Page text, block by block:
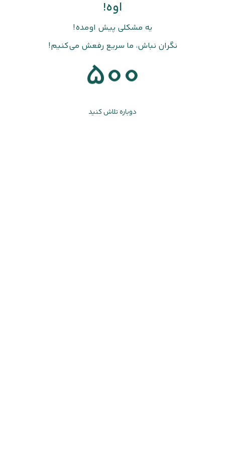
اوه!
یه مشکلی پیش اومده!
نگران نباش، ما سریع رفعش می‌کنیم!
500
دوباره تلاش کنید